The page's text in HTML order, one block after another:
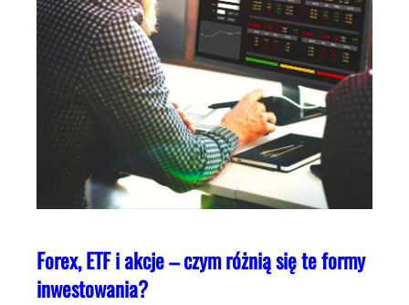
Forex, ETF i akcje – czym różnią się te formy
inwestowania?